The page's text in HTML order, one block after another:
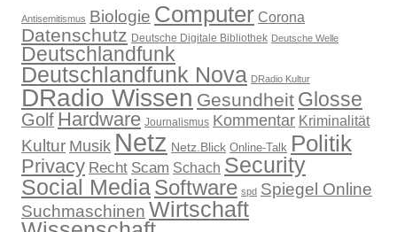
Antisemitismus Biologie Computer Corona
Datenschutz Deutsche Digitale Bibliothek Deutsche Welle
Deutschlandfunk
Deutschlandfunk Nova DRadio Kultur
DRadio Wissen Gesundheit Glosse
Golf Hardware Journalismus Kommentar Kriminalität
Kultur Musik Netz Netz.Blick Online-Talk Politik
Privacy Recht Scam Schach Security
Social MediaSoftware spd Spiegel Online
Suchmaschinen Wirtschaft